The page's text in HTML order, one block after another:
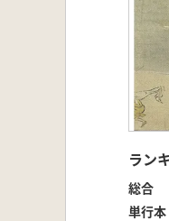
ラン
総合
単行本